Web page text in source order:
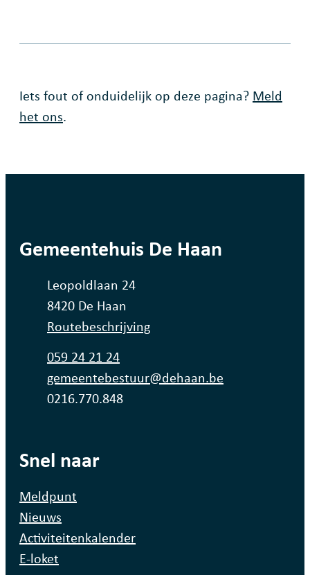
Fout op deze pagina
Iets fout of onduidelijk op deze pagina? Meld
het ons.
contact
Gemeentehuis De Haan
AdresLeopoldlaan 24
,8420 De Haan
Routebeschrijving
059 24 21 24
E-mailgemeentebestuur@dehaan.be
Ondernemingsnummer
0216.770.848
Snel naar
Meldpunt
Nieuws
Activiteitenkalender
E-loket